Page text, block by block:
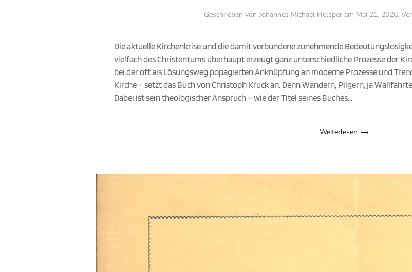
Geschrieben von Johannes Michael Helsper am Mai 21, 2026.
Die aktuelle Kirchenkrise und die damit verbundene zunehmende
vielfach des Christentums überhaupt erzeugt ganz unterschiedliche Prozesse der
bei der oft als Lösungsweg popagierten Anknüpfung an moderne Prozesse und
Kirche – setzt das Buch von Christoph Kruck an: Denn Wandern, Pilgern, ja
Dabei ist sein theologischer Anspruch – wie der Titel seines Buches...
Weiterlesen